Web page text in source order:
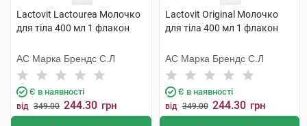
Lactovit Lactourea Молочко
для тіла 400 мл 1 флакон
АС Марка Брендс С.Л
Є в наявності
від 349.00 244.30 грн
Lactovit Original Молочко
для тіла 400 мл 1 флакон
АС Марка Брендс С.Л
Є в наявності
від 349.00 244.30 грн